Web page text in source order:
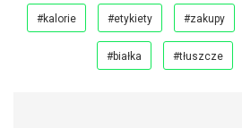
#kalorie #etykiety #zakupy
#białka #tłuszcze